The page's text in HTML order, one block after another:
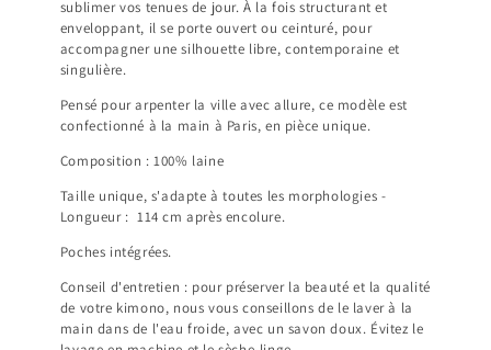
sublimer vos tenues de jour. À la fois structurant et
enveloppant, il se porte ouvert ou ceinturé, pour
accompagner une silhouette libre, contemporaine et
singulière.
Pensé pour arpenter la ville avec allure, ce modèle est
confectionné à la main à Paris, en pièce unique.
Composition : 100% laine
Taille unique, s'adapte à toutes les morphologies -
Longueur : 114 cm après encolure.
Poches intégrées.
Conseil d'entretien : pour préserver la beauté et la qualité
de votre kimono, nous vous conseillons de le laver à la
main dans de l'eau froide, avec un savon doux. Évitez le